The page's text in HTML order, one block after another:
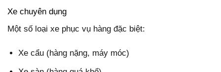
Xe chuyên dụng
Một số loại xe phục vụ hàng đặc biệt:
Xe cẩu (hàng nặng, máy móc)